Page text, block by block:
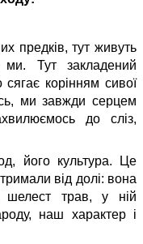
тут живуть
Тут закладений
корінням сивої
ми завжди серцем
до сліз,
його культура. Це
від долі: вона
шелест трав, у ній
наш характер і